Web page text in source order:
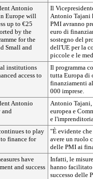
Antonio
Europe will
up to €25
by the
for the
Small and
Il
Antonio Tajani
PMI avranno
euro di
sostegno del
dell'UE per la
piccole e le
institutions
access to
Il programma
tutta Europa di
finanziamenti
000 imprese.
Antonio
and
Antonio Tajani,
europea e
e
to play
finance for
"È evidente
avere un ruolo
delle PMI ai
have
and success
Infatti, le
hanno
successo delle